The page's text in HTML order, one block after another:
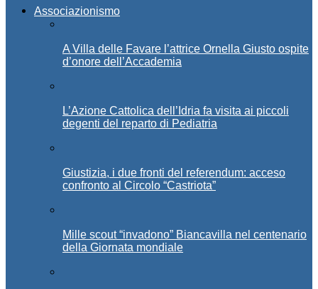
Associazionismo
A Villa delle Favare l’attrice Ornella Giusto ospite
d’onore dell’Accademia
L’Azione Cattolica dell’Idria fa visita ai piccoli
degenti del reparto di Pediatria
Giustizia, i due fronti del referendum: acceso
confronto al Circolo “Castriota”
Mille scout “invadono” Biancavilla nel centenario
della Giornata mondiale